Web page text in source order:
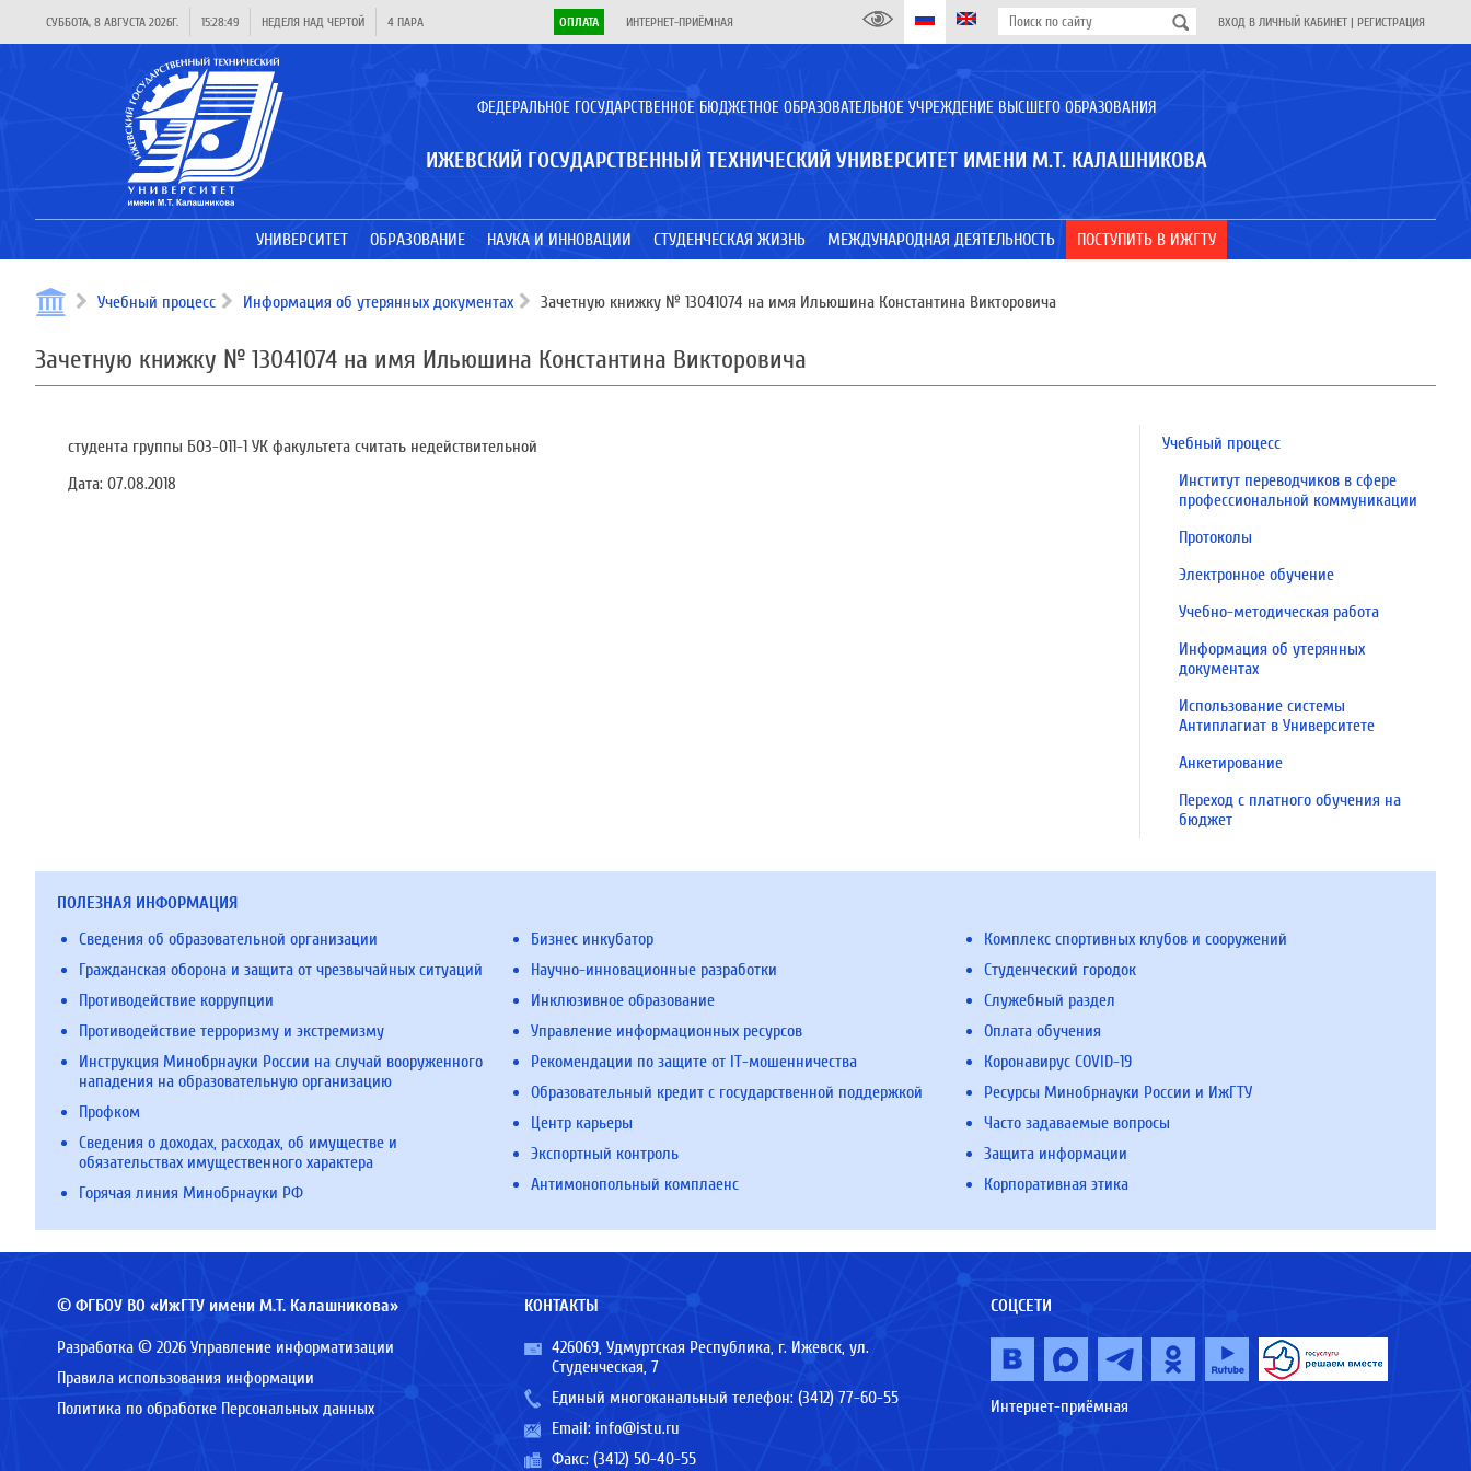
СУББОТА, 8 АВГУСТА 2026Г. 15:28:49 НЕДЕЛЯ НАД ЧЕРТОЙ 4 ПАРА ОПЛАТА ИНТЕРНЕТ-ПРИЁМНАЯ ВХОД В ЛИЧНЫЙ КАБИНЕТ | РЕГИСТРАЦИЯ
ФЕДЕРАЛЬНОЕ ГОСУДАРСТВЕННОЕ БЮДЖЕТНОЕ ОБРАЗОВАТЕЛЬНОЕ УЧРЕЖДЕНИЕ ВЫСШЕГО ОБРАЗОВАНИЯ
ИЖЕВСКИЙ ГОСУДАРСТВЕННЫЙ ТЕХНИЧЕСКИЙ УНИВЕРСИТЕТ ИМЕНИ М.Т. КАЛАШНИКОВА
УНИВЕРСИТЕТ ОБРАЗОВАНИЕ НАУКА И ИННОВАЦИИ СТУДЕНЧЕСКАЯ ЖИЗНЬ МЕЖДУНАРОДНАЯ ДЕЯТЕЛЬНОСТЬ ПОСТУПИТЬ В ИЖГТУ
Учебный процесс Информация об утерянных документах Зачетную книжку № 13041074 на имя Ильюшина Константина Викторовича
Зачетную книжку № 13041074 на имя Ильюшина Константина Викторовича
студента группы Б03-011-1 УК факультета считать недействительной
Дата: 07.08.2018
Учебный процесс
Институт переводчиков в сфере
профессиональной коммуникации
Протоколы
Электронное обучение
Учебно-методическая работа
Информация об утерянных
документах
Использование системы
Антиплагиат в Университете
Анкетирование
Переход с платного обучения на
бюджет
ПОЛЕЗНАЯ ИНФОРМАЦИЯ
Сведения об образовательной организации
Гражданская оборона и защита от чрезвычайных ситуаций
Противодействие коррупции
Противодействие терроризму и экстремизму
Инструкция Минобрнауки России на случай вооруженного
нападения на образовательную организацию
Профком
Сведения о доходах, расходах, об имуществе и
обязательствах имущественного характера
Горячая линия Минобрнауки РФ
Бизнес инкубатор
Научно-инновационные разработки
Инклюзивное образование
Управление информационных ресурсов
Рекомендации по защите от IT-мошенничества
Образовательный кредит с государственной поддержкой
Центр карьеры
Экспортный контроль
Антимонопольный комплаенс
Комплекс спортивных клубов и сооружений
Студенческий городок
Служебный раздел
Оплата обучения
Коронавирус COVID-19
Ресурсы Минобрнауки России и ИжГТУ
Часто задаваемые вопросы
Защита информации
Корпоративная этика
© ФГБОУ ВО «ИжГТУ имени М.Т. Калашникова»
Разработка © 2026 Управление информатизации
Правила использования информации
Политика по обработке Персональных данных
КОНТАКТЫ
426069, Удмуртская Республика, г. Ижевск, ул.
Студенческая, 7
Единый многоканальный телефон: (3412) 77-60-55
Email: info@istu.ru
Факс: (3412) 50-40-55
СОЦСЕТИ
Интернет-приёмная